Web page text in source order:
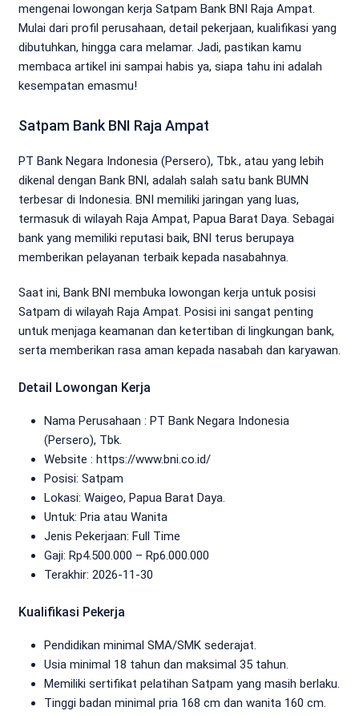
mengenai lowongan kerja Satpam Bank BNI Raja Ampat.
Mulai dari profil perusahaan, detail pekerjaan, kualifikasi yang
dibutuhkan, hingga cara melamar. Jadi, pastikan kamu
membaca artikel ini sampai habis ya, siapa tahu ini adalah
kesempatan emasmu!
Satpam Bank BNI Raja Ampat
PT Bank Negara Indonesia (Persero), Tbk., atau yang lebih
dikenal dengan Bank BNI, adalah salah satu bank BUMN
terbesar di Indonesia. BNI memiliki jaringan yang luas,
termasuk di wilayah Raja Ampat, Papua Barat Daya. Sebagai
bank yang memiliki reputasi baik, BNI terus berupaya
memberikan pelayanan terbaik kepada nasabahnya.
Saat ini, Bank BNI membuka lowongan kerja untuk posisi
Satpam di wilayah Raja Ampat. Posisi ini sangat penting
untuk menjaga keamanan dan ketertiban di lingkungan bank,
serta memberikan rasa aman kepada nasabah dan karyawan.
Detail Lowongan Kerja
Nama Perusahaan : PT Bank Negara Indonesia
(Persero), Tbk.
Website : https://www.bni.co.id/
Posisi: Satpam
Lokasi: Waigeo, Papua Barat Daya.
Untuk: Pria atau Wanita
Jenis Pekerjaan: Full Time
Gaji: Rp4.500.000 – Rp6.000.000
Terakhir: 2026-11-30
Kualifikasi Pekerja
Pendidikan minimal SMA/SMK sederajat.
Usia minimal 18 tahun dan maksimal 35 tahun.
Memiliki sertifikat pelatihan Satpam yang masih berlaku.
Tinggi badan minimal pria 168 cm dan wanita 160 cm.